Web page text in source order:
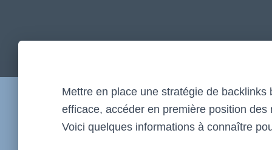
Mettre en place une stratégie de
efficace, accéder en première position
Voici quelques informations à connaître